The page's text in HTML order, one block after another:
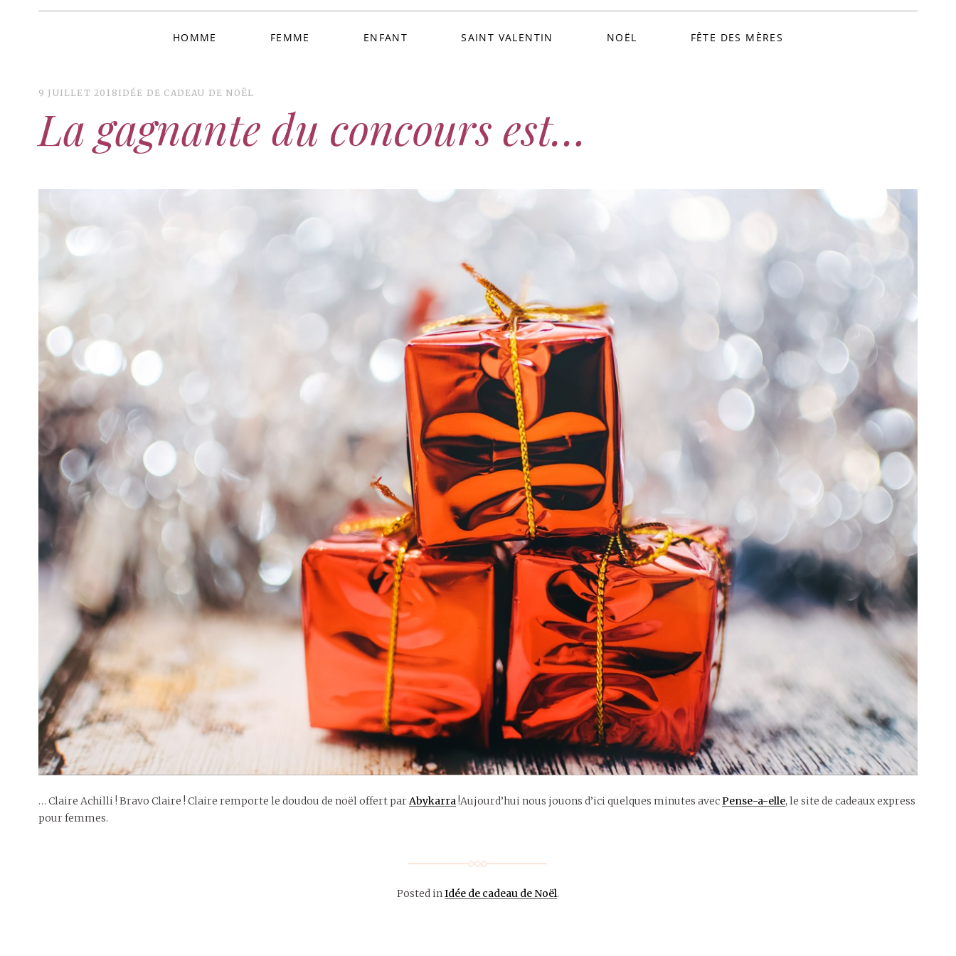
HOMME FEMME ENFANT SAINT VALENTIN NOËL FÊTE DES MÈRES
9 JUILLET 2018 IDÉE DE CADEAU DE NOËL
La gagnante du concours est…
… Claire Achilli ! Bravo Claire ! Claire remporte le doudou de noël offert par Abykarra !Aujourd’hui nous jouons d’ici quelques minutes avec Pense-a-elle, le site de cadeaux express
pour femmes.
Posted in Idée de cadeau de Noël.